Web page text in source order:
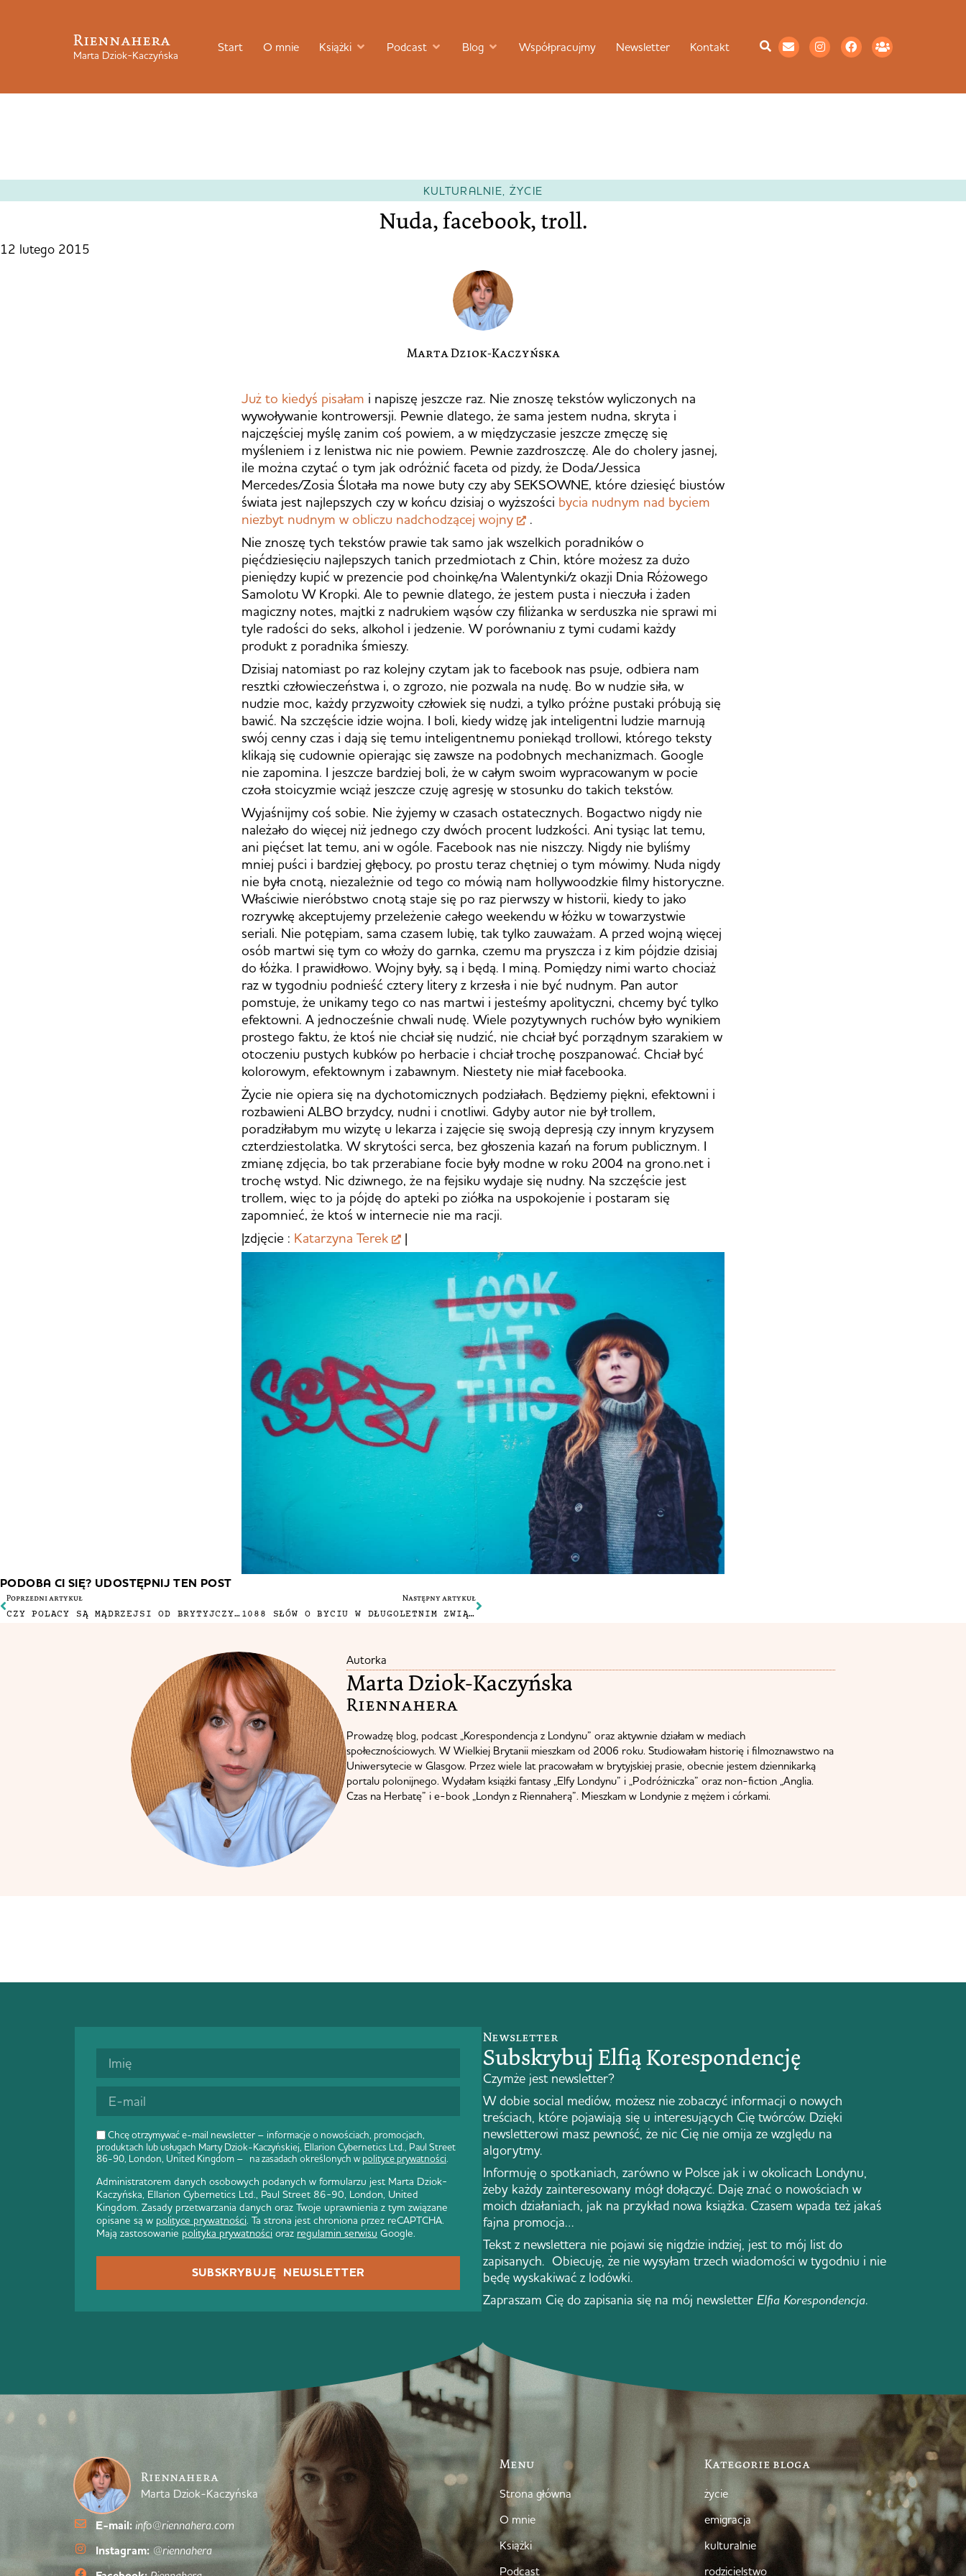
Riennahera
Marta Dziok-Kaczyńska
Start O mnie Książki Podcast Blog Współpracujmy Newsletter Kontakt
KULTURALNIE, ŻYCIE
Nuda, facebook, troll.
12 lutego 2015
Marta Dziok-Kaczyńska
Już to kiedyś pisałam i napiszę jeszcze raz. Nie znoszę tekstów wyliczonych na
wywoływanie kontrowersji. Pewnie dlatego, że sama jestem nudna, skryta i
najczęściej myślę zanim coś powiem, a w międzyczasie jeszcze zmęczę się
myśleniem i z lenistwa nic nie powiem. Pewnie zazdroszczę. Ale do cholery jasnej,
ile można czytać o tym jak odróżnić faceta od pizdy, że Doda/Jessica
Mercedes/Zosia Ślotała ma nowe buty czy aby SEKSOWNE, które dziesięć biustów
świata jest najlepszych czy w końcu dzisiaj o wyższości bycia nudnym nad byciem
niezbyt nudnym w obliczu nadchodzącej wojny
.
Nie znoszę tych tekstów prawie tak samo jak wszelkich poradników o
pięćdziesięciu najlepszych tanich przedmiotach z Chin, które możesz za dużo
pieniędzy kupić w prezencie pod choinkę/na Walentynki/z okazji Dnia Różowego
Samolotu W Kropki. Ale to pewnie dlatego, że jestem pusta i nieczuła i żaden
magiczny notes, majtki z nadrukiem wąsów czy filiżanka w serduszka nie sprawi mi
tyle radości do seks, alkohol i jedzenie. W porównaniu z tymi cudami każdy
produkt z poradnika śmieszy.
Dzisiaj natomiast po raz kolejny czytam jak to facebook nas psuje, odbiera nam
resztki człowieczeństwa i, o zgrozo, nie pozwala na nudę. Bo w nudzie siła, w
nudzie moc, każdy przyzwoity człowiek się nudzi, a tylko próżne pustaki próbują się
bawić. Na szczęście idzie wojna. I boli, kiedy widzę jak inteligentni ludzie marnują
swój cenny czas i dają się temu inteligentnemu poniekąd trollowi, którego teksty
klikają się cudownie opierając się zawsze na podobnych mechanizmach. Google
nie zapomina. I jeszcze bardziej boli, że w całym swoim wypracowanym w pocie
czoła stoicyzmie wciąż jeszcze czuję agresję w stosunku do takich tekstów.
Wyjaśnijmy coś sobie. Nie żyjemy w czasach ostatecznych. Bogactwo nigdy nie
należało do więcej niż jednego czy dwóch procent ludzkości. Ani tysiąc lat temu,
ani pięćset lat temu, ani w ogóle. Facebook nas nie niszczy. Nigdy nie byliśmy
mniej puści i bardziej głębocy, po prostu teraz chętniej o tym mówimy. Nuda nigdy
nie była cnotą, niezależnie od tego co mówią nam hollywoodzkie filmy historyczne.
Właściwie nieróbstwo cnotą staje się po raz pierwszy w historii, kiedy to jako
rozrywkę akceptujemy przeleżenie całego weekendu w łóżku w towarzystwie
seriali. Nie potępiam, sama czasem lubię, tak tylko zauważam. A przed wojną więcej
osób martwi się tym co włoży do garnka, czemu ma pryszcza i z kim pójdzie dzisiaj
do łóżka. I prawidłowo. Wojny były, są i będą. I miną. Pomiędzy nimi warto chociaż
raz w tygodniu podnieść cztery litery z krzesła i nie być nudnym. Pan autor
pomstuje, że unikamy tego co nas martwi i jesteśmy apolityczni, chcemy być tylko
efektowni. A jednocześnie chwali nudę. Wiele pozytywnych ruchów było wynikiem
prostego faktu, że ktoś nie chciał się nudzić, nie chciał być porządnym szarakiem w
otoczeniu pustych kubków po herbacie i chciał trochę poszpanować. Chciał być
kolorowym, efektownym i zabawnym. Niestety nie miał facebooka.
Życie nie opiera się na dychotomicznych podziałach. Będziemy piękni, efektowni i
rozbawieni ALBO brzydcy, nudni i cnotliwi. Gdyby autor nie był trollem,
poradziłabym mu wizytę u lekarza i zajęcie się swoją depresją czy innym kryzysem
czterdziestolatka. W skrytości serca, bez głoszenia kazań na forum publicznym. I
zmianę zdjęcia, bo tak przerabiane focie były modne w roku 2004 na grono.net i
trochę wstyd. Nic dziwnego, że na fejsiku wydaje się nudny. Na szczęście jest
trollem, więc to ja pójdę do apteki po ziółka na uspokojenie i postaram się
zapomnieć, że ktoś w internecie nie ma racji.
|zdjęcie : Katarzyna Terek |
PODOBA CI SIĘ? UDOSTĘPNIJ TEN POST
Poprzedni artykuł
CZY POLACY SĄ MĄDRZEJSI OD BRYTYJCZYKÓW?
Następny artykuł
1088 SŁÓW O BYCIU W DŁUGOLETNIM ZWIĄZKU
Autorka
Marta Dziok-Kaczyńska
Riennahera​
Prowadzę blog, podcast „Korespondencja z Londynu” oraz aktywnie działam w mediach
społecznościowych. W Wielkiej Brytanii mieszkam od 2006 roku. Studiowałam historię i filmoznawstwo na
Uniwersytecie w Glasgow. Przez wiele lat pracowałam w brytyjskiej prasie, obecnie jestem dziennikarką
portalu polonijnego. Wydałam książki fantasy „Elfy Londynu” i „Podróżniczka” oraz non-fiction „Anglia.
Czas na Herbatę” i e-book „Londyn z Riennaherą”. Mieszkam w Londynie z mężem i córkami.
Chcę otrzymywać e-mail newsletter – informacje o nowościach, promocjach,
produktach lub usługach Marty Dziok-Kaczyńskiej, Ellarion Cybernetics Ltd., Paul Street
86-90, London, United Kingdom – na zasadach określonych wpolityce prywatności.
Administratorem danych osobowych podanych w formularzu jest Marta Dziok-
Kaczyńska, Ellarion Cybernetics Ltd., Paul Street 86-90, London, United
Kingdom. Zasady przetwarzania danych oraz Twoje uprawnienia z tym związane
opisane są w polityce prywatności. Ta strona jest chroniona przez reCAPTCHA.
Mają zastosowanie polityka prywatności oraz regulamin serwisu Google.
SUBSKRYBUJĘ NEWSLETTER
Newsletter
Subskrybuj Elfią Korespondencję
Czymże jest newsletter?
W dobie social mediów, możesz nie zobaczyć informacji o nowych
treściach, które pojawiają się u interesujących Cię twórców. Dzięki
newsletterowi masz pewność, że nic Cię nie omija ze względu na
algorytmy.
Informuję o spotkaniach, zarówno w Polsce jak i w okolicach Londynu,
żeby każdy zainteresowany mógł dołączyć. Daję znać o nowościach w
moich działaniach, jak na przykład nowa książka. Czasem wpada też jakaś
fajna promocja…
Tekst z newslettera nie pojawi się nigdzie indziej, jest to mój list do
zapisanych. Obiecuję, że nie wysyłam trzech wiadomości w tygodniu i nie
będę wyskakiwać z lodówki.
Zapraszam Cię do zapisania się na mój newsletter Elfia Korespondencja.
Riennahera
Marta Dziok-Kaczyńska
E-mail: info@riennahera.com
Instagram: @riennahera
Menu
Strona główna
O mnie
Książki
Podcast
Kategorie bloga
życie
emigracja
kulturalnie
rodzicielstwo